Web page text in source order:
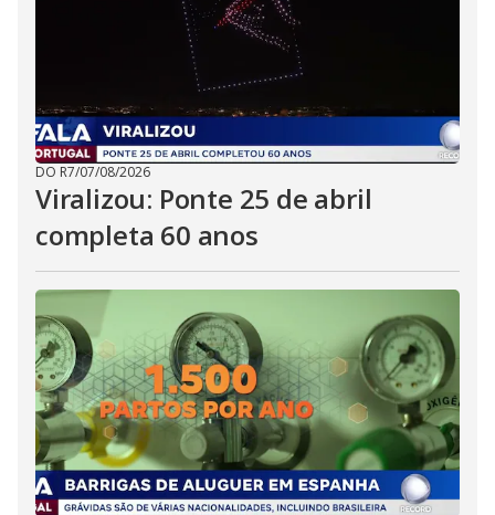
DO R7/07/08/2026
Viralizou: Ponte 25 de abril
completa 60 anos